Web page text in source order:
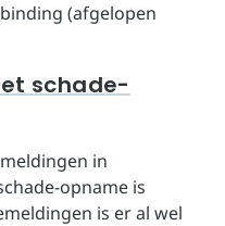
(afgelopen
schade-
in
opname is
is er al wel